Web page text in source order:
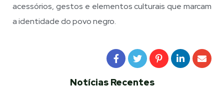
acessórios, gestos e elementos culturais que marcam
a identidade do povo negro.
Notícias Recentes